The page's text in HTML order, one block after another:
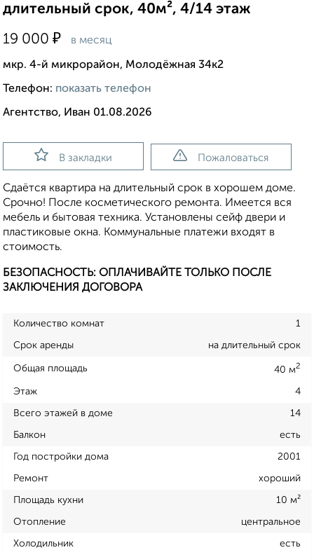
длительный срок, 40м², 4/14 этаж
19 000 ₽ в месяц
мкр. 4-й микрорайон, Молодёжная 34к2
Телефон: показать телефон
Агентство, Иван 01.08.2026
В закладки Пожаловаться
Сдаётся квартира на длительный срок в хорошем доме.
Срочно! После косметического ремонта. Имеется вся
мебель и бытовая техника. Установлены сейф двери и
пластиковые окна. Коммунальные платежи входят в
стоимость.
БЕЗОПАСНОСТЬ: ОПЛАЧИВАЙТЕ ТОЛЬКО ПОСЛЕ
ЗАКЛЮЧЕНИЯ ДОГОВОРА
Количество комнат 1
Срок аренды на длительный срок
Общая площадь 40 м2
Этаж 4
Всего этажей в доме 14
Балкон есть
Год постройки дома 2001
Ремонт хороший
Площадь кухни 10 м²
Отопление центральное
Холодильник есть